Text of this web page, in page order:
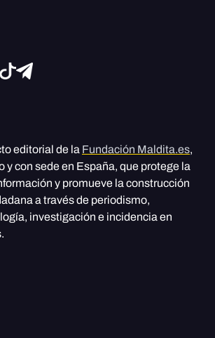
editorial de la Fundación Maldita.es,
y con sede en España, que protege la
y promueve la construcción
a través de periodismo,
investigación e incidencia en